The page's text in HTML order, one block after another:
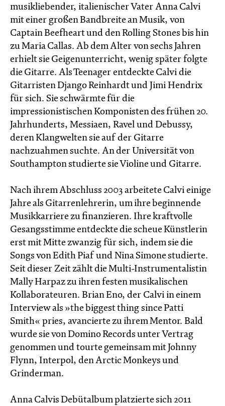
musikliebender, italienischer Vater Anna Calvi
mit einer großen Bandbreite an Musik, von
Captain Beefheart und den Rolling Stones bis hin
zu Maria Callas. Ab dem Alter von sechs Jahren
erhielt sie Geigenunterricht, wenig später folgte
die Gitarre. Als Teenager entdeckte Calvi die
Gitarristen Django Reinhardt und Jimi Hendrix
für sich. Sie schwärmte für die
impressionistischen Komponisten des frühen 20.
Jahrhunderts, Messiaen, Ravel und Debussy,
deren Klangwelten sie auf der Gitarre
nachzuahmen suchte. An der Universität von
Southampton studierte sie Violine und Gitarre.
Nach ihrem Abschluss 2003 arbeitete Calvi einige
Jahre als Gitarrenlehrerin, um ihre beginnende
Musikkarriere zu finanzieren. Ihre kraftvolle
Gesangsstimme entdeckte die scheue Künstlerin
erst mit Mitte zwanzig für sich, indem sie die
Songs von Edith Piaf und Nina Simone studierte.
Seit dieser Zeit zählt die Multi-Instrumentalistin
Mally Harpaz zu ihren festen musikalischen
Kollaborateuren. Brian Eno, der Calvi in einem
Interview als »the biggest thing since Patti
Smith« pries, avancierte zu ihrem Mentor. Bald
wurde sie von Domino Records unter Vertrag
genommen und tourte gemeinsam mit Johnny
Flynn, Interpol, den Arctic Monkeys und
Grinderman.
Anna Calvis Debütalbum platzierte sich 2011